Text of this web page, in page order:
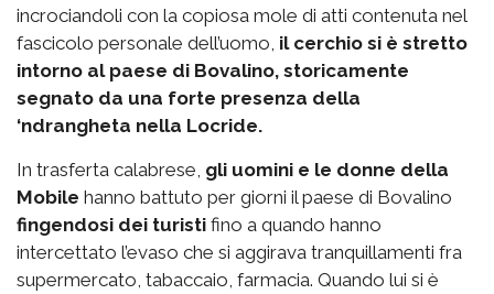
incrociandoli con la copiosa mole di atti contenuta nel
fascicolo personale dell’uomo, il cerchio si è stretto
intorno al paese di Bovalino, storicamente
segnato da una forte presenza della
‘ndrangheta nella Locride.
In trasferta calabrese, gli uomini e le donne della
Mobile hanno battuto per giorni il paese di Bovalino
fingendosi dei turisti fino a quando hanno
intercettato l’evaso che si aggirava tranquillamenti fra
supermercato, tabaccaio, farmacia. Quando lui si è